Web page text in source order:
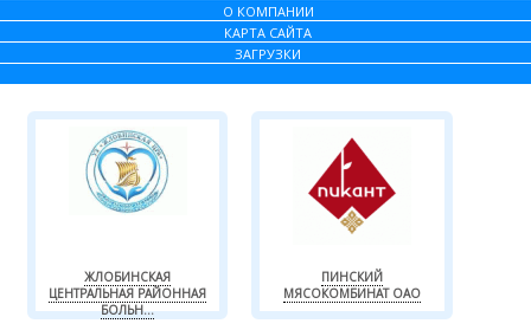
О КОМПАНИИ
КАРТА САЙТА
ЗАГРУЗКИ
ЖЛОБИНСКАЯ
ЦЕНТРАЛЬНАЯ РАЙОННАЯ
БОЛЬН...
ПИНСКИЙ
МЯСОКОМБИНАТ ОАО